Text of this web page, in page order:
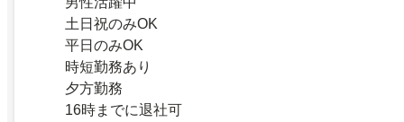
土日祝のみOK
平日のみOK
時短勤務あり
夕方勤務
16時までに退社可